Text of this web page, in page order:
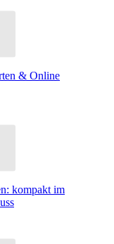
& Online
kompakt im